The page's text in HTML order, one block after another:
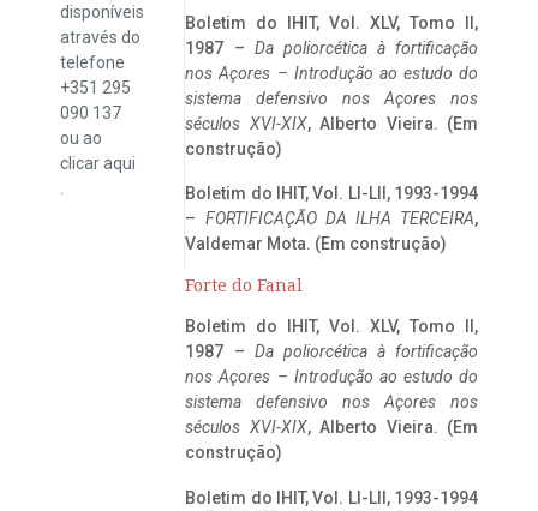
disponíveis
através do
telefone
+351 295
090 137
ou ao
clicaraqui
Boletim do IHIT, Vol. XLV, Tomo II,
1987 – Da poliorcética à fortificação
nos Açores – Introdução ao estudo do
sistema defensivo nos Açores nos
séculos XVI-XIX, Alberto Vieira. (Em
construção)
Boletim do IHIT, Vol. LI-LII, 1993-1994
– FORTIFICAÇÃO DA ILHA TERCEIRA,
Valdemar Mota. (Em construção)
Forte do Fanal
Boletim do IHIT, Vol. XLV, Tomo II,
1987 – Da poliorcética à fortificação
nos Açores – Introdução ao estudo do
sistema defensivo nos Açores nos
séculos XVI-XIX, Alberto Vieira. (Em
construção)
Boletim do IHIT, Vol. LI-LII, 1993-1994